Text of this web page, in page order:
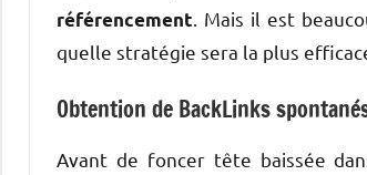
référencement. Mais il est
quelle stratégie sera la plus
Obtention de BackLinks
Avant de foncer tête baissée